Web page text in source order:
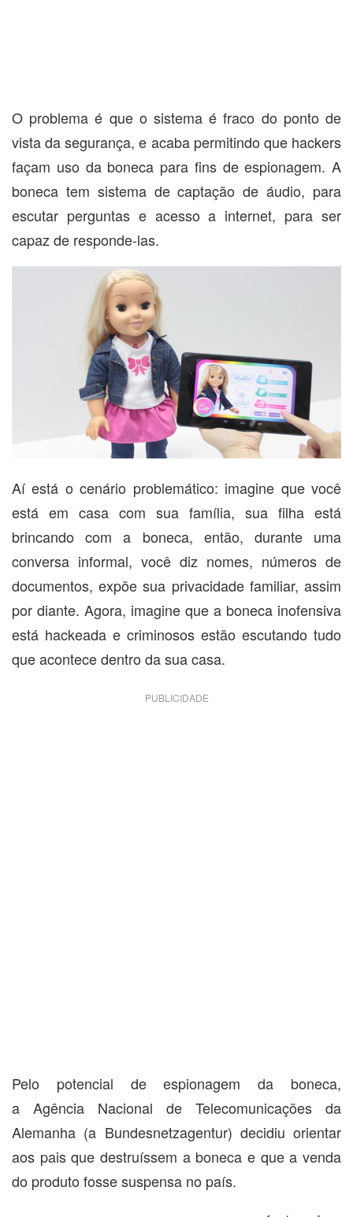
O problema é que o sistema é fraco do ponto de
vista da segurança, e acaba permitindo que hackers
façam uso da boneca para fins de espionagem. A
boneca tem sistema de captação de áudio, para
escutar perguntas e acesso a internet, para ser
capaz de responde-las.
Aí está o cenário problemático: imagine que você
está em casa com sua família, sua filha está
brincando com a boneca, então, durante uma
conversa informal, você diz nomes, números de
documentos, expõe sua privacidade familiar, assim
por diante. Agora, imagine que a boneca inofensiva
está hackeada e criminosos estão escutando tudo
que acontece dentro da sua casa.
PUBLICIDADE
Pelo potencial de espionagem da boneca,
a Agência Nacional de Telecomunicações da
Alemanha (a Bundesnetzagentur) decidiu orientar
aos pais que destruíssem a boneca e que a venda
do produto fosse suspensa no país.